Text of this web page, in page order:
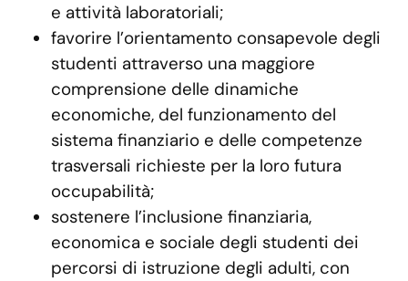
e attività laboratoriali;
favorire l’orientamento consapevole degli
studenti attraverso una maggiore
comprensione delle dinamiche
economiche, del funzionamento del
sistema finanziario e delle competenze
trasversali richieste per la loro futura
occupabilità;
sostenere l’inclusione finanziaria,
economica e sociale degli studenti dei
percorsi di istruzione degli adulti, con